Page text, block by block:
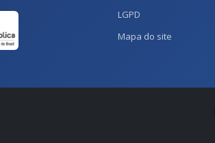
LGPD
Mapa do site